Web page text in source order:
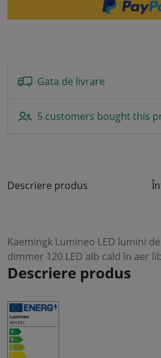
Gata de livrare
5 customers bought this
Descriere produs
Kaemingk Lumineo LED lumini
dimmer 120 LED alb cald în aer
Descriere produs